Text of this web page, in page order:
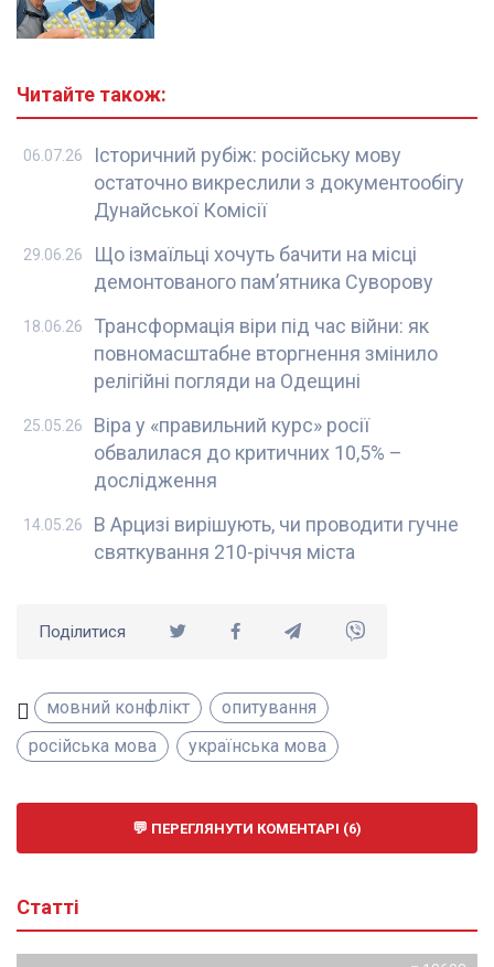
Читайте також:
Історичний рубіж: російську мову
остаточно викреслили з документообігу
Дунайської Комісії
06.07.26
Що ізмаїльці хочуть бачити на місці
демонтованого пам’ятника Суворову
29.06.26
Трансформація віри під час війни: як
повномасштабне вторгнення змінило
релігійні погляди на Одещині
18.06.26
Віра у «правильний курс» росії
обвалилася до критичних 10,5% –
дослідження
25.05.26
В Арцизі вирішують, чи проводити гучне
святкування 210-річчя міста
14.05.26
Поділитися
мовний конфлікт
опитування
російська мова
українська мова
ПЕРЕГЛЯНУТИ КОМЕНТАРІ (6)
Статті